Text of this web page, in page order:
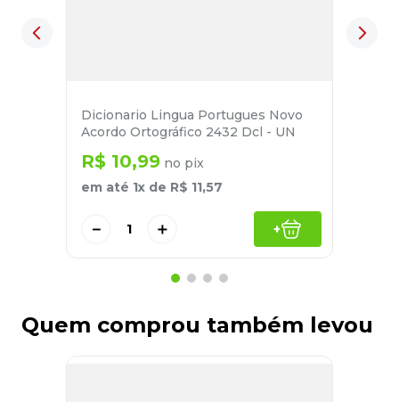
Dicionario Lingua Portugues Novo
Acordo Ortográfico 2432 Dcl - UN
R$ 10,99 no pix
em até 1x de R$ 11,57
＋
－ +
Quem comprou também levou